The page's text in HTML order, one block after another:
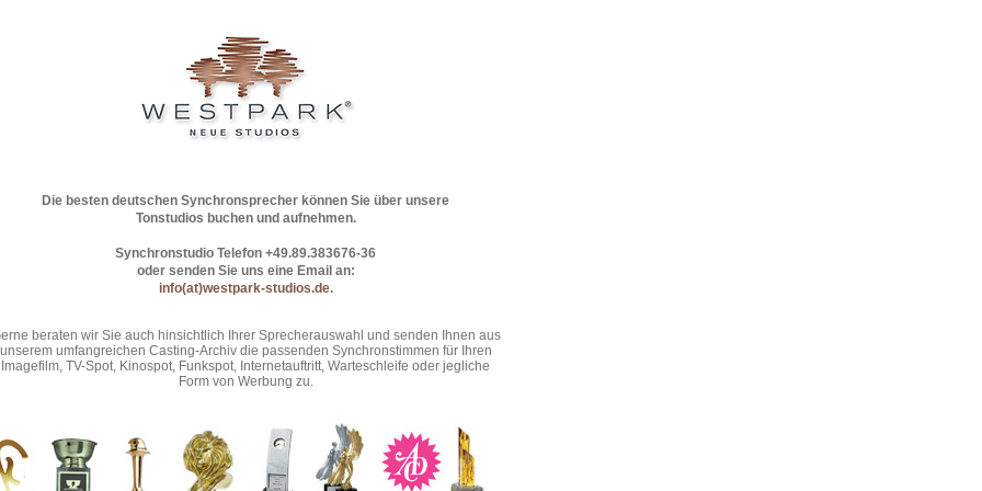
Die besten deutschen Synchronsprecher können Sie über unsere
Tonstudios buchen und aufnehmen.
Synchronstudio Telefon +49.89.383676-36
oder senden Sie uns eine Email an:
info(at)westpark-studios.de.
beraten wir Sie auch hinsichtlich Ihrer Sprecherauswahl und senden Ihnen aus
unserem umfangreichen Casting-Archiv die passenden Synchronstimmen für Ihren
Imagefilm, TV-Spot, Kinospot, Funkspot, Internetauftritt, Warteschleife oder jegliche
Form von Werbung zu.